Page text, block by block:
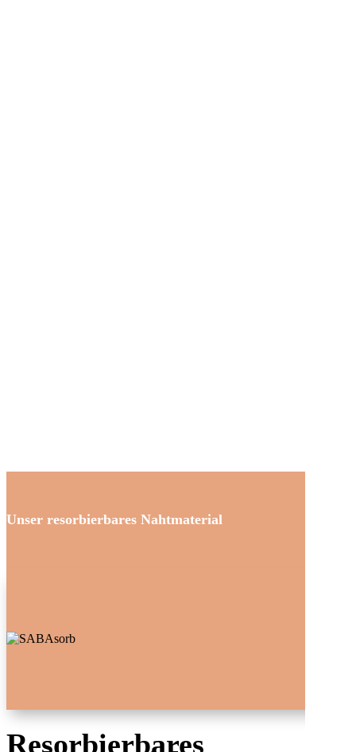
Unser resorbierbares Nahtmaterial
Resorbierbares